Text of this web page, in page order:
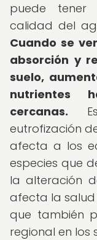
puede tener
calidad del
Cuando se
absorción y
suelo,
nutrientes
cercanas.
eutrofización
afecta a los
especies que
la alteración
afecta la salud
que también
regional en los